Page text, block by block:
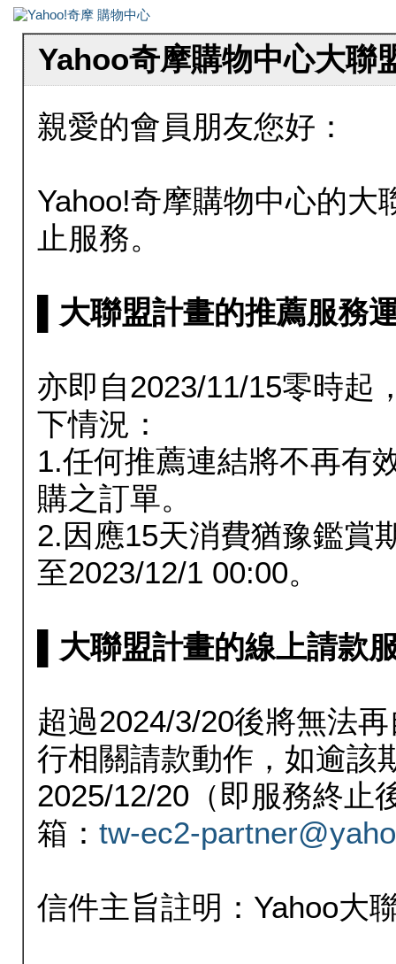
Yahoo奇摩購物中心大聯
親愛的會員朋友您好：
Yahoo!奇摩購物中心的大
止服務。
▌大聯盟計畫的推薦服務
亦即自2023/11/15零時起
下情況：
1.任何推薦連結將不再有
購之訂單。
2.因應15天消費猶豫鑑賞
至2023/12/1 00:00。
▌大聯盟計畫的線上請款
超過2024/3/20後將無法
行相關請款動作，如逾該
2025/12/20（即服務終止
箱： tw-ec2-
信件主旨註明：Yahoo大